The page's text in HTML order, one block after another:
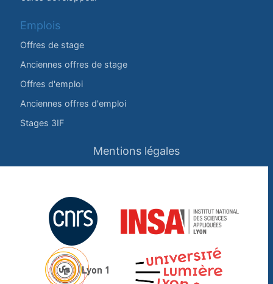
Emplois
Offres de stage
Anciennes offres de stage
Offres d'emploi
Anciennes offres d'emploi
Stages 3IF
Mentions légales